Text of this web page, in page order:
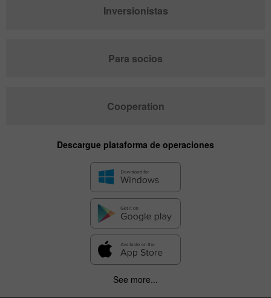
Inversionistas
Para socios
Cooperation
Descargue plataforma de operaciones
See more...